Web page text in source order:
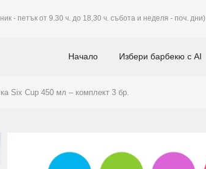
- петък от 9.30 ч. до 18,30 ч. събота и неделя - поч. дни)
Начало Избери барбекю с AI
Six Cup 450 мл – комплект 3 бр.